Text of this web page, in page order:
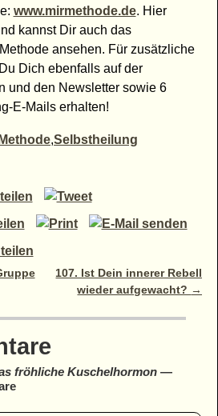
www.mirmethode.de. Hier
kannst Dir auch das
ansehen. Für zusätzliche
Dich ebenfalls auf der
und den Newsletter sowie 6
E-Mails erhalten!
,Selbstheilung
107. Ist Dein innerer Rebell
wieder aufgewacht? →
fröhliche Kuschelhormon—